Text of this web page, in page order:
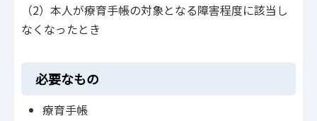
（2）本人が療育手帳の対象となる障害程度に該当し
なくなったとき
必要なもの
療育手帳